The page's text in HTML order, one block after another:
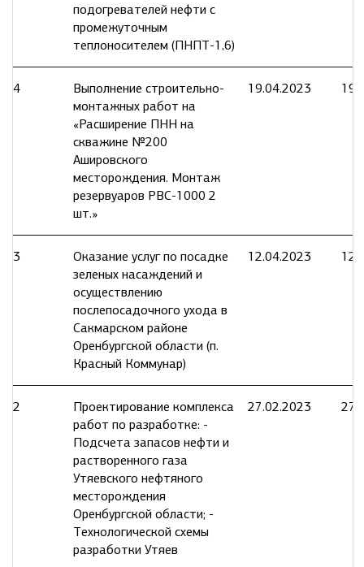
подогревателей нефти с
промежуточным
теплоносителем (ПНПТ-1,6)
4
Выполнение строительно-
монтажных работ на
«Расширение ПНН на
скважине №200
Ашировского
месторождения. Монтаж
резервуаров РВС-1000 2
шт.»
19.04.2023
3
Оказание услуг по посадке
зеленых насаждений и
осуществлению
послепосадочного ухода в
Сакмарском районе
Оренбургской области (п.
Красный Коммунар)
12.04.2023
2
Проектирование комплекса
работ по разработке: -
Подсчета запасов нефти и
растворенного газа
Утяевского нефтяного
месторождения
Оренбургской области; -
Технологической схемы
разработки Утяев
27.02.2023